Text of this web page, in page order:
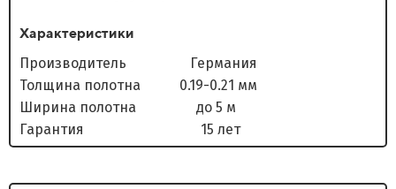
Характеристики
Производитель Германия
Толщина полотна 0.19-0.21 мм
Ширина полотна до 5 м
Гарантия 15 лет